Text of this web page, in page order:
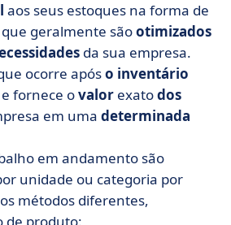
aos seus estoques na forma de
que geralmente sãootimizados
da sua empresa.
ocorre apóso inventário
fornece ovalor exatodos
em uma determinada
em andamento são
unidade ou categoria por
métodos diferentes,